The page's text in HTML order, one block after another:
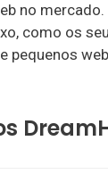
no mercado.
como os
pequenos